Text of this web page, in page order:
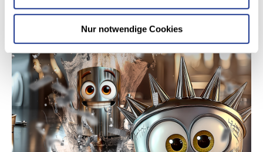
Nur notwendige Cookies